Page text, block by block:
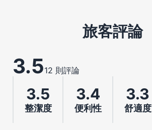
旅客評論
3.512 則評論
3.5
整潔度
3.4
便利性
3.3
舒適度